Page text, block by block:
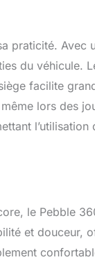
des
et un protecteur
praticité. Avec
du véhicule.
facilite
lors des
le Pebble
et douceur,